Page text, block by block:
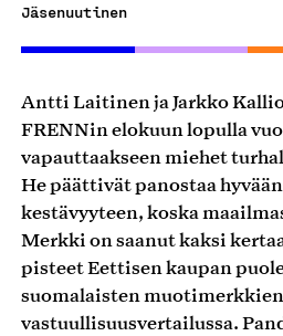
Jäsenuutinen
Antti Laitinen ja Jarkko
FRENNin elokuun lopulla
vapauttaakseen miehet
He päättivät panostaa
kestävyyteen, koska
Merkki on saanut kaksi
pisteet Eettisen kaupan
suomalaisten muotimerkkien
vastuullisuusvertailussa.